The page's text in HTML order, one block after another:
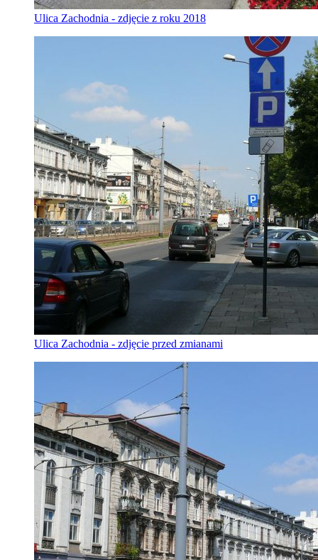
Ulica Zachodnia - zdjęcie z roku 2018
Ulica Zachodnia - zdjęcie przed zmianami